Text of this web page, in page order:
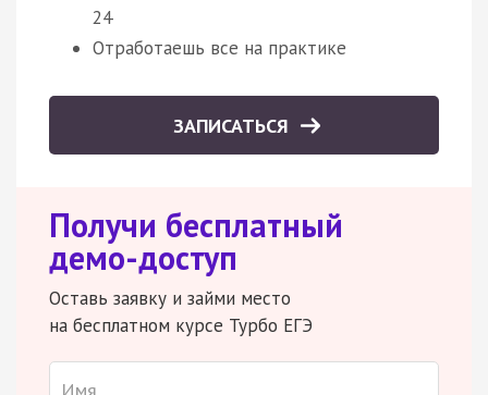
24
Отработаешь все на практике
ЗАПИСАТЬСЯ
Получи бесплатный
демо-доступ
Оставь заявку и займи место
на бесплатном курсе Турбо ЕГЭ